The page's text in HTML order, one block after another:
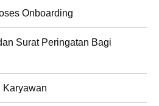
Onboarding
Surat Peringatan Bagi
Karyawan